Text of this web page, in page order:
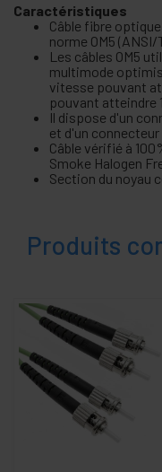
Caractéristiques
Câble fibre
norme OM5
Les câbles OM5
multimode
vitesse pouvant
pouvant atteindre
Il dispose d'un
et d'un
Câble vérifié à
Smoke Halogen
Section du noyau
Produits